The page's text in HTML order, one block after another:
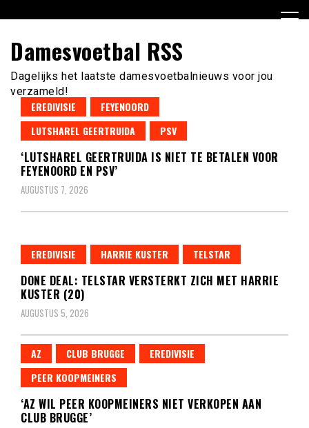
naar
inhoud
Damesvoetbal RSS
Dagelijks het laatste damesvoetbalnieuws voor jou
verzameld!
EREDIVISIE
FEYENOORD
LUTSHAREL GEERTRUIDA
PSV
‘LUTSHAREL GEERTRUIDA IS NIET TE BETALEN VOOR
FEYENOORD EN PSV’
AUGUSTUS 7, 2026
EREDIVISIE HARRIE KUSTER TELSTAR
DONE DEAL: TELSTAR VERSTERKT ZICH MET HARRIE
KUSTER (20)
AUGUSTUS 5, 2026
AZ CLUB BRUGGE
EREDIVISIE
PEER KOOPMEINERS
‘AZ WIL PEER KOOPMEINERS NIET VERKOPEN AAN
CLUB BRUGGE’